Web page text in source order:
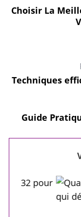
Choisir La
Techniques
Guide